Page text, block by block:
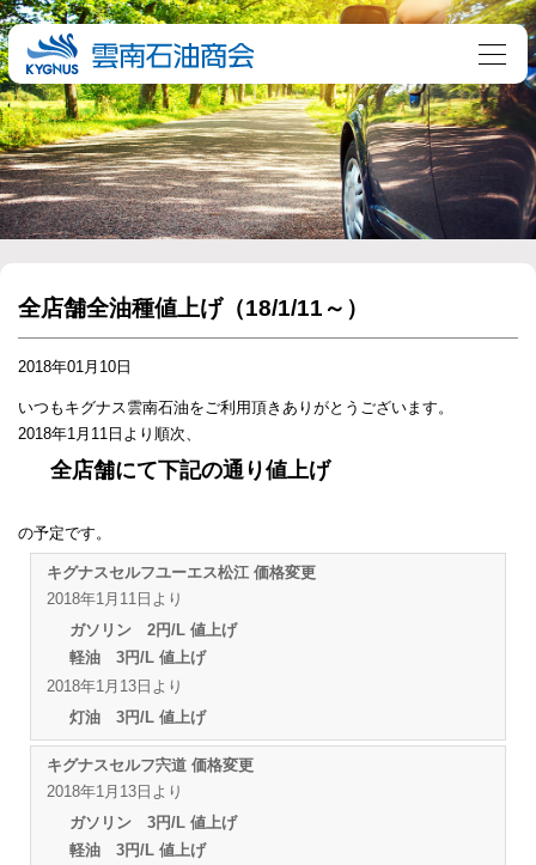
全店舗全油種値上げ（18/1/11～）
2018年01月10日
いつもキグナス雲南石油をご利用頂きありがとうございます。
2018年1月11日より順次、
全店舗にて下記の通り値上げ
の予定です。
キグナスセルフユーエス松江 価格変更
2018年1月11日より
ガソリン 2円/L 値上げ
軽油 3円/L 値上げ
2018年1月13日より
灯油 3円/L 値上げ
キグナスセルフ宍道 価格変更
2018年1月13日より
ガソリン 3円/L 値上げ
軽油 3円/L 値上げ